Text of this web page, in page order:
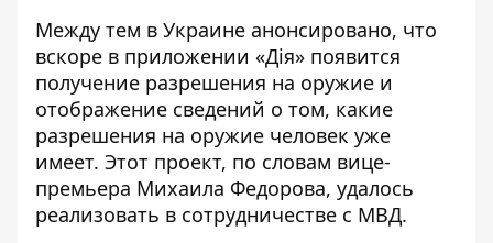
Между тем в Украине анонсировано, что
вскоре в приложении «Дія» появится
получение разрешения на оружие и
отображение сведений о том, какие
разрешения на оружие человек уже
имеет. Этот проект, по словам вице-
премьера Михаила Федорова, удалось
реализовать в сотрудничестве с МВД.